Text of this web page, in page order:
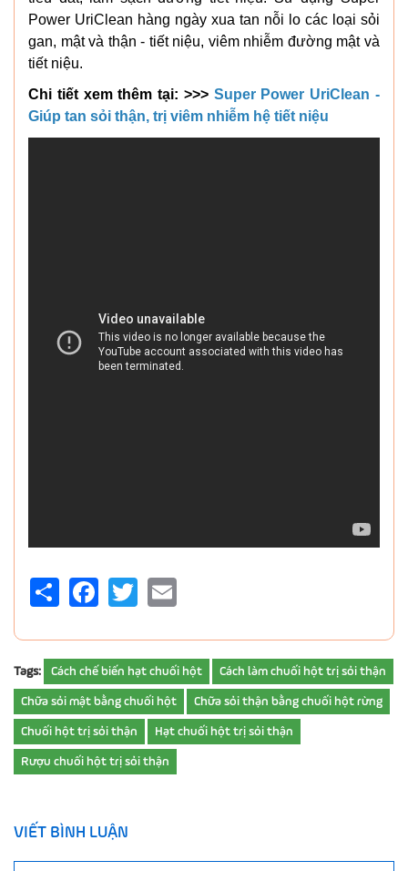
Power UriClean hàng ngày xua tan nỗi lo các loại sỏi
gan, mật và thận - tiết niệu, viêm nhiễm đường mật và
tiết niệu.
Chi tiết xem thêm tại: >>> Super Power UriClean -
Giúp tan sỏi thận, trị viêm nhiễm hệ tiết niệu
Share FacebookTwitter
Tags: Cách chế biến hạt chuối hột Cách làm chuối hột trị sỏi thận
Chữa sỏi mật bằng chuối hột Chữa sỏi thận bằng chuối hột rừng
Chuối hột trị sỏi thận Hạt chuối hột trị sỏi thận
Rượu chuối hột trị sỏi thận
VIẾT BÌNH LUẬN